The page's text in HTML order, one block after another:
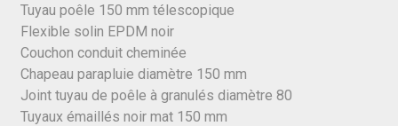
Tuyau poêle 150 mm télescopique
Flexible solin EPDM noir
Couchon conduit cheminée
Chapeau parapluie diamètre 150 mm
Joint tuyau de poêle à granulés diamètre 80
Tuyaux émaillés noir mat 150 mm